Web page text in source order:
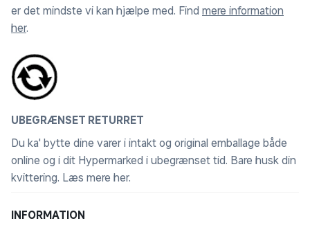
er det mindste vi kan hjælpe med. Find mere information
her.
UBEGRÆNSET RETURRET
Du ka' bytte dine varer i intakt og original emballage både
online og i dit Hypermarked i ubegrænset tid. Bare husk din
kvittering. Læs mere her.
INFORMATION